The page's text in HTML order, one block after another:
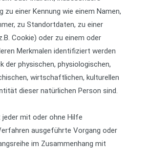
zu einer Kennung wie einem Namen,
zu Standortdaten, zu einer
Cookie) oder zu einem oder
Merkmalen identifiziert werden
der physischen, physiologischen,
wirtschaftlichen, kulturellen
dieser natürlichen Person sind.
jeder mit oder ohne Hilfe
ausgeführte Vorgang oder
im Zusammenhang mit